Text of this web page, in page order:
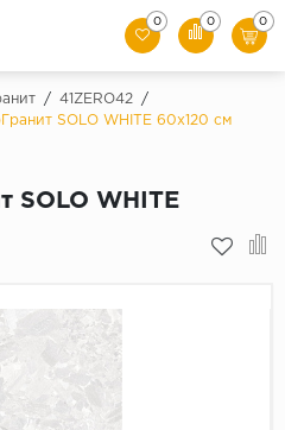
0 0 0
/ 41ZERO42
/
SOLO WHITE 60x120 см
SOLO WHITE